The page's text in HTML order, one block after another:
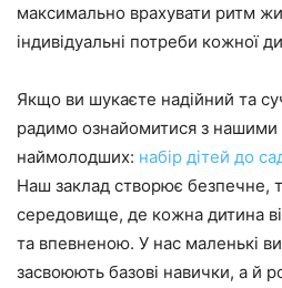
максимально врахувати ритм
індивідуальні потреби кожної
Якщо ви шукаєте надійний та
радимо ознайомитися з нашими
наймолодших: набір дітей до
Наш заклад створює безпечне,
середовище, де кожна дитина
та впевненою. У нас маленькі
засвоюють базові навички, а й